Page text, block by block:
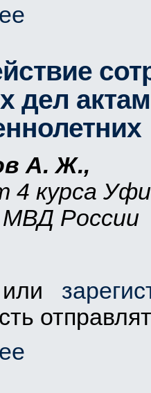
дел
А. Ж.,
4 курса
России
или